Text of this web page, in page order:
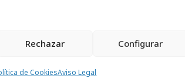
Rechazar Configurar
de CookiesAviso Legal